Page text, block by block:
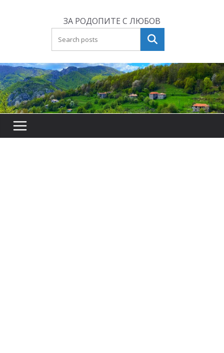
ЗА РОДОПИТЕ С ЛЮБОВ
Търсене